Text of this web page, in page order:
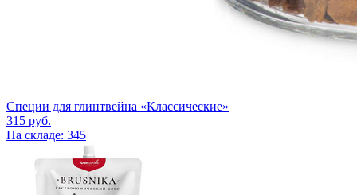
Специи для глинтвейна «Классические»
315 руб.
На складе: 345